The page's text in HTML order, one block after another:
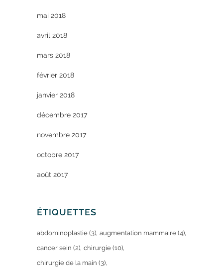
mai 2018
avril 2018
mars 2018
février 2018
janvier 2018
décembre 2017
novembre 2017
octobre 2017
août 2017
ÉTIQUETTES
abdominoplastie (3) augmentation mammaire (4)
cancer sein (2) chirurgie (10)
chirurgie de la main (3)